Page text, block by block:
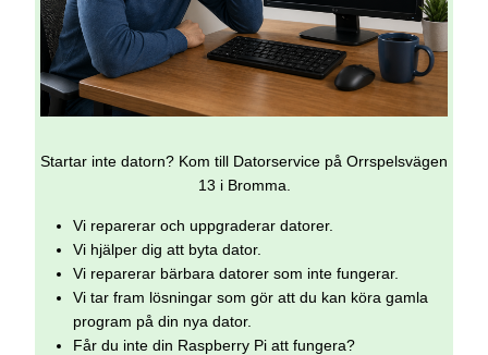
Startar inte datorn? Kom till Datorservice på Orrspelsvägen
13 i Bromma.
Vi reparerar och uppgraderar datorer.
Vi hjälper dig att byta dator.
Vi reparerar bärbara datorer som inte fungerar.
Vi tar fram lösningar som gör att du kan köra gamla
program på din nya dator.
Får du inte din Raspberry Pi att fungera?